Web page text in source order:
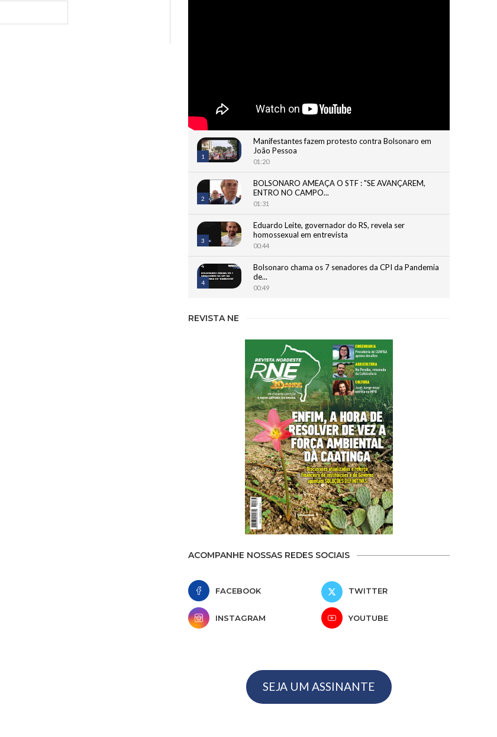
1
Manifestantes fazem protesto contra Bolsonaro em
João Pessoa
01:20
2
BOLSONARO AMEAÇA O STF : "SE AVANÇAREM,
ENTRO NO CAMPO...
01:31
3
Eduardo Leite, governador do RS, revela ser
homossexual em entrevista
00:44
4
Bolsonaro chama os 7 senadores da CPI da Pandemia
de...
00:49
REVISTA NE
ACOMPANHE NOSSAS REDES SOCIAIS
FACEBOOK TWITTER
INSTAGRAM YOUTUBE
SEJA UM ASSINANTE